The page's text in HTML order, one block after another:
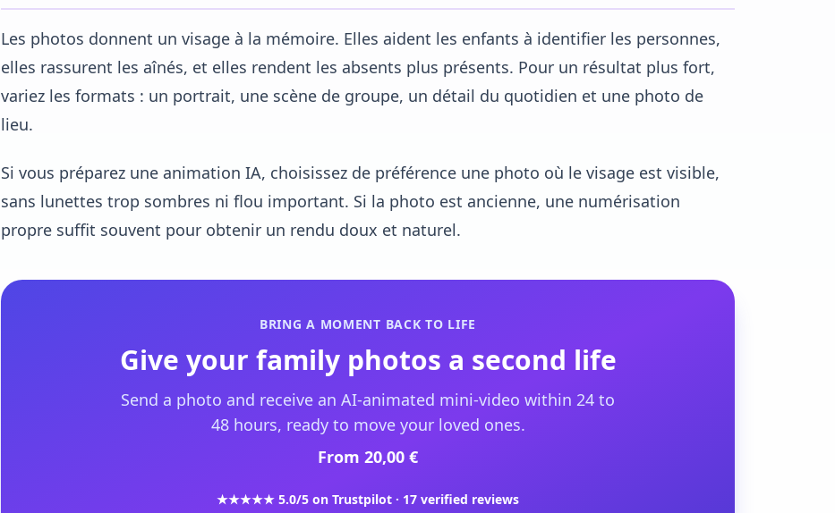
Les photos donnent un visage à la mémoire. Elles aident les enfants à identifier les personnes,
elles rassurent les aînés, et elles rendent les absents plus présents. Pour un résultat plus fort,
variez les formats : un portrait, une scène de groupe, un détail du quotidien et une photo de
lieu.
Si vous préparez une animation IA, choisissez de préférence une photo où le visage est visible,
sans lunettes trop sombres ni flou important. Si la photo est ancienne, une numérisation
propre suffit souvent pour obtenir un rendu doux et naturel.
BRING A MOMENT BACK TO LIFE
Give your family photos a second life
Send a photo and receive an AI-animated mini-video within 24 to
48 hours, ready to move your loved ones.
From 20,00 €
★★★★★ 5.0/5 on Trustpilot · 17 verified reviews